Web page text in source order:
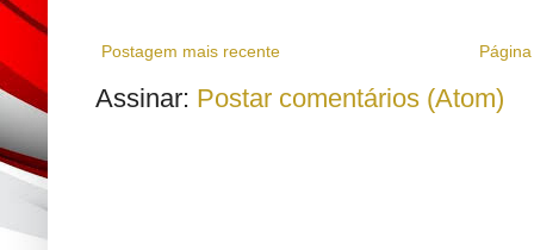
Postagem mais recente
Assinar: Postar comentários (Atom)